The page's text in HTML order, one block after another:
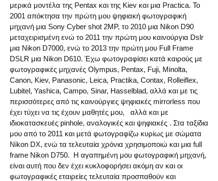
μερικά μοντέλα της Pentax και της Kiev και μια Practica. Το
2001 απόκτησα την πρώτη μου ψηφιακή φωτογραφική
μηχανή μια Sony Cyber shot 2MP, το 2010 μια Nikon D90
μεταχειρισμένη ενώ το 2011 την πρώτη μου καινούργια Dslr
μια Nikon D7000, ενώ το 2013 την πρώτη μου Full Frame
DSLR μια Nikon D610. Έχω φωτογραφίσει κατά καιρούς με
φωτογραφικές μηχανές Olympus, Pentax, Fuji, Minolta,
Canon, Kiev, Panasonic, Leica, Practika, Contax, Rolleiflex,
Lubitel, Yashica, Campo, Sinar, Hasselblad, αλλά και με τις
περισσότερες από τις καινούργιες ψηφιακές mirrorless που
έχει τύχει να τις έχουν μαθητές μου, αλλά και με
ιδιοκατασκευές pinhole, αναλογικές και ψηφιακές . Στα ταξίδια
μου από το 2011 και μετά φωτογραφίζω κυρίως με σώματα
Nikon DX, ενώ τα τελευταία χρόνια χρησιμοποιώ και μια full
frame Nikon D750. H αγαπημένη μου φωτογραφική μηχανή,
είναι αυτή που δεν έχει κυκλοφορήσει ακόμη αν και οι
φωτογραφικές εταιρείες τελευταία προσπαθούν και